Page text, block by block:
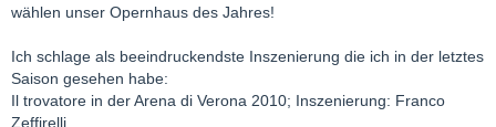
wählen unser Opernhaus des Jahres!
Ich schlage als beeindruckendste Inszenierung die ich in der letztes
Saison gesehen habe:
Il trovatore in der Arena di Verona 2010; Inszenierung: Franco
Zeffirelli